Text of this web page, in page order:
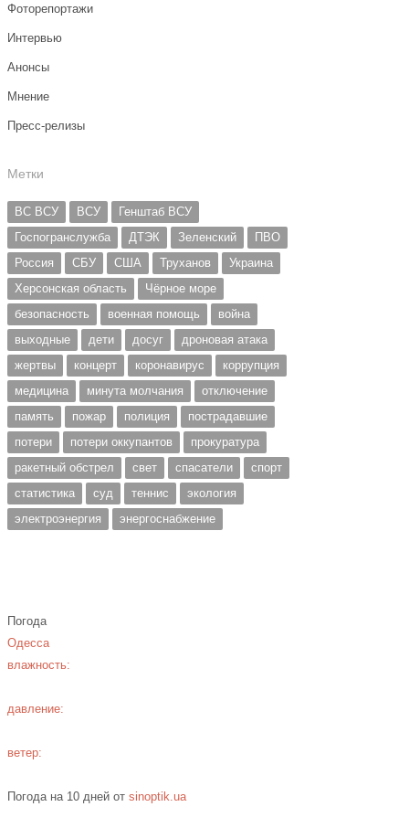
Фоторепортажи
Интервью
Анонсы
Мнение
Пресс-релизы
Метки
ВС ВСУ ВСУ
Генштаб ВСУ
Госпогранслужба
ДТЭК Зеленский
ПВО
Россия
СБУ США Труханов
Украина
Херсонская область
Чёрное море
безопасность
военная помощь
война
выходные
дети досуг
дроновая атака
жертвы
концерт коронавирус
коррупция
медицина
минута молчания
отключение
память
пожар полиция
пострадавшие
потери
потери оккупантов
прокуратура
ракетный обстрел
свет спасатели
спорт
статистика
суд теннис
экология
электроэнергия
энергоснабжение
Погода
Одесса
влажность:
давление:
ветер:
Погода на 10 дней отsinoptik.ua